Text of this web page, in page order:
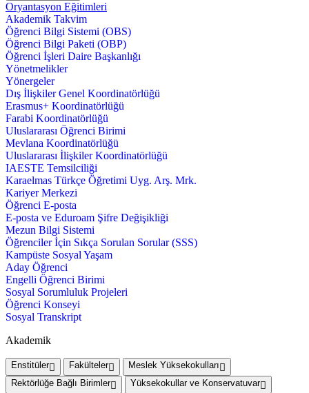
Oryantasyon Eğitimleri
Akademik Takvim
Öğrenci Bilgi Sistemi (OBS)
Öğrenci Bilgi Paketi (OBP)
Öğrenci İşleri Daire Başkanlığı
Yönetmelikler
Yönergeler
Dış İlişkiler Genel Koordinatörlüğü
Erasmus+ Koordinatörlüğü
Farabi Koordinatörlüğü
Uluslararası Öğrenci Birimi
Mevlana Koordinatörlüğü
Uluslararası İlişkiler Koordinatörlüğü
IAESTE Temsilciliği
Karaelmas Türkçe Öğretimi Uyg. Arş. Mrk.
Kariyer Merkezi
Öğrenci E-posta
E-posta ve Eduroam Şifre Değişikliği
Mezun Bilgi Sistemi
Öğrenciler İçin Sıkça Sorulan Sorular (SSS)
Kampüste Sosyal Yaşam
Aday Öğrenci
Engelli Öğrenci Birimi
Sosyal Sorumluluk Projeleri
Öğrenci Konseyi
Sosyal Transkript
Akademik
Enstitüler Fakülteler
Meslek Yüksekokulları
Rektörlüğe Bağlı Birimler
Yüksekokullar ve Konservatuvar